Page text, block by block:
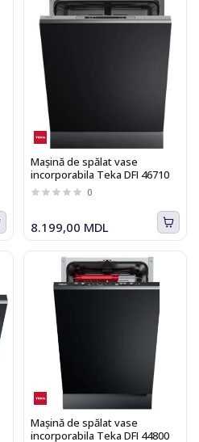
Mașină de spălat vase
incorporabila Teka DFI 46710
0
8.199,00 MDL
Mașină de spălat vase
incorporabila Teka DFI 44800